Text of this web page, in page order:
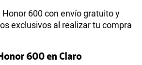
Honor 600 con envío gratuito y
exclusivos al realizar tu compra
600 en Claro